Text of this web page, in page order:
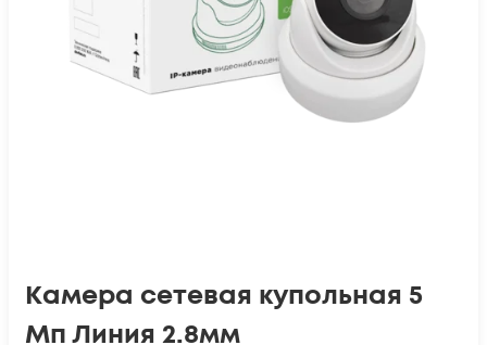
Камера сетевая купольная 5
Мп Линия 2.8мм